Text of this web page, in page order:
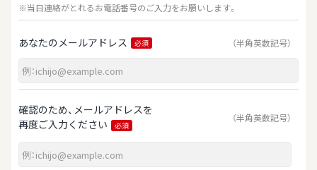
※当日連絡がとれるお電話番号のご入力をお願いします。
あなたのメールアドレス 必須 （半角英数記号）
確認のため、メールアドレスを
再度ご入力ください
必須
（半角英数記号）